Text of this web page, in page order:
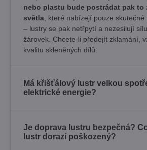
nebo plastu bude postrádat pak to
světla, které nabízejí pouze skutečné
– lustry se pak netřpytí a nezesilují
žárovek. Chcete-li předejít zklamání,
kvalitu skleněných dílů.
Má křišťálový lustr velkou
elektrické energie?
Je doprava lustru bezpečná?
lustr dorazí poškozený?